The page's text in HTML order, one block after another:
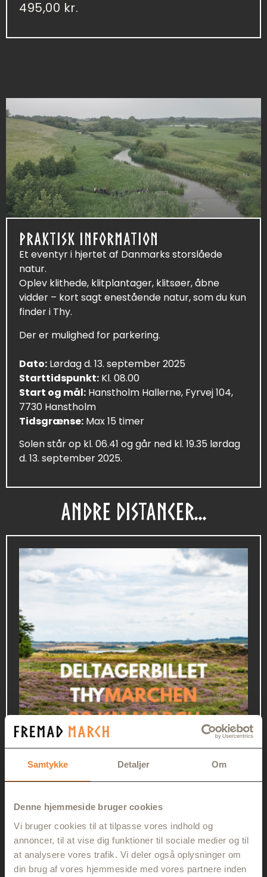
Samtykke Detaljer Om
Denne hjemmeside bruger cookies
Vi bruger cookies til at tilpasse vores indhold og
annoncer, til at vise dig funktioner til sociale medier og til
at analysere vores trafik. Vi deler også oplysninger om
din brug af vores hjemmeside med vores partnere inden
495,00 kr.
PRAKTISK INFORMATION
Et eventyr i hjertet af Danmarks storslåede
natur.
Oplev klithede, klitplantager, klitsøer, åbne
vidder – kort sagt enestående natur, som du kun
finder i Thy.
Der er mulighed for parkering.
Dato: Lørdag d. 13. september 2025
Starttidspunkt: Kl. 08.00
Start og mål: Hanstholm Hallerne, Fyrvej 104,
7730 Hanstholm
Tidsgrænse: Max 15 timer
Solen står op kl. 06.41 og går ned kl. 19.35 lørdag
d. 13. september 2025.
ANDRE DISTANCER...
Køb Billet